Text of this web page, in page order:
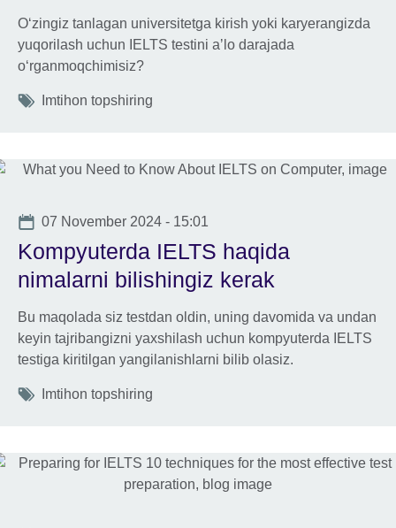
Oʻzingiz tanlagan universitetga kirish yoki karyerangizda
yuqorilash uchun IELTS testini aʼlo darajada
oʻrganmoqchimisiz?
Tags
Imtihon topshiring
Date
07 November 2024 - 15:01
Kompyuterda IELTS haqida
nimalarni bilishingiz kerak
Bu maqolada siz testdan oldin, uning davomida va undan
keyin tajribangizni yaxshilash uchun kompyuterda IELTS
testiga kiritilgan yangilanishlarni bilib olasiz.
Tags
Imtihon topshiring